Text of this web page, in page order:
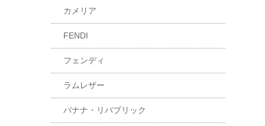
カメリア
FENDI
フェンディ
ラムレザー
バナナ・リパブリック